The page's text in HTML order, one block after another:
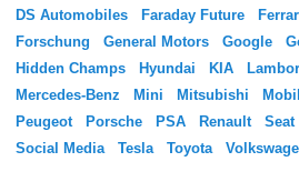
DS Automobiles
Faraday Future
Forschung
General Motors Google
Hidden Champs
Hyundai KIA
Mercedes-Benz
Mini Mitsubishi
Peugeot
Porsche PSA Renault Seat
Social Media
Tesla Toyota